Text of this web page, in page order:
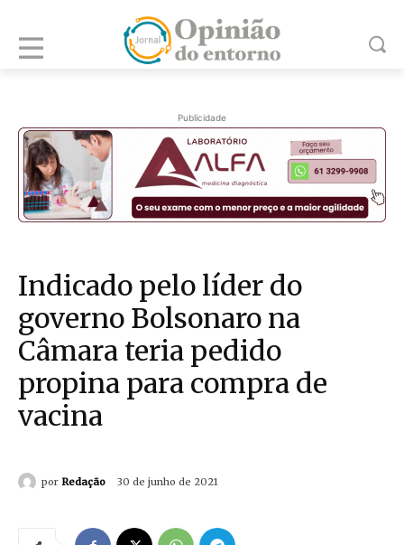
Publicidade
Indicado pelo líder do
governo Bolsonaro na
Câmara teria pedido
propina para compra de
vacina
por Redação 30 de junho de 2021